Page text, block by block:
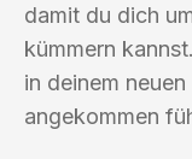
damit du dich
kümmern
in deinem
angekommen